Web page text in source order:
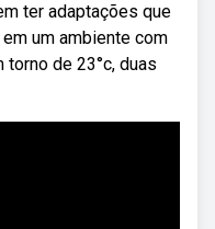
ter adaptações que
um ambiente com
de 23°c, duas